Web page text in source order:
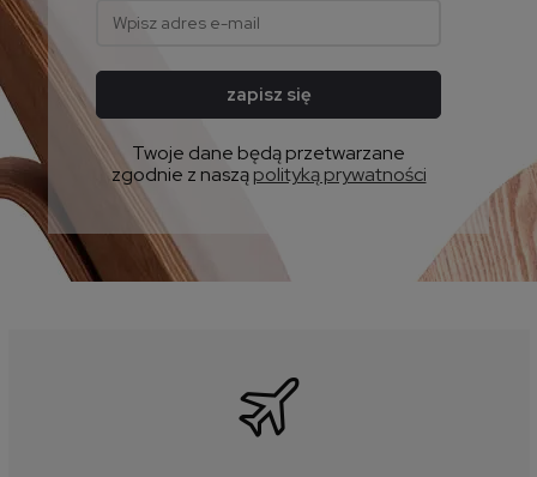
zapisz się
Twoje dane będą przetwarzane
zgodnie z nasząpolityką prywatności